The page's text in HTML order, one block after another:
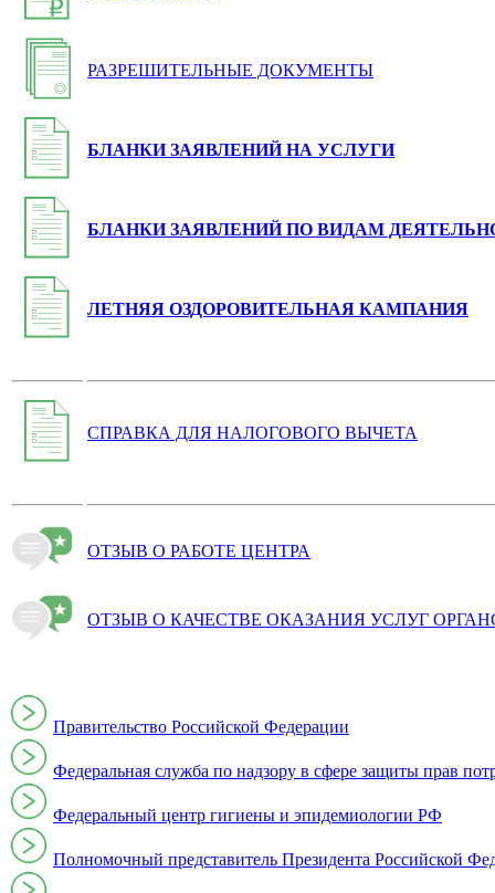
РАЗРЕШИТЕЛЬНЫЕ ДОКУМЕНТЫ
БЛАНКИ ЗАЯВЛЕНИЙ НА УСЛУГИ
БЛАНКИ ЗАЯВЛЕНИЙ ПО ВИДАМ
ЛЕТНЯЯ ОЗДОРОВИТЕЛЬНАЯ КАМПАНИЯ
СПРАВКА ДЛЯ НАЛОГОВОГО ВЫЧЕТА
ОТЗЫВ О РАБОТЕ ЦЕНТРА
ОТЗЫВ О КАЧЕСТВЕ ОКАЗАНИЯ УСЛУГ
Правительство Российской Федерации
Федеральная служба по надзору в сфере защиты прав
Федеральный центр гигиены и эпидемиологии РФ
Полномочный представитель Президента Российской